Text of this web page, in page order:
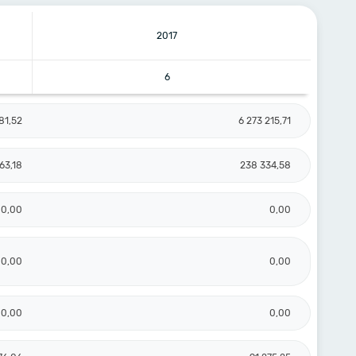
2017
6
6 273 215,71
238 334,58
0,00 0,00
0,00 0,00
0,00 0,00